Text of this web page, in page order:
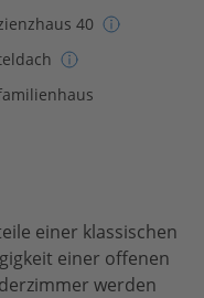
40
einer klassischen
einer offenen
werden